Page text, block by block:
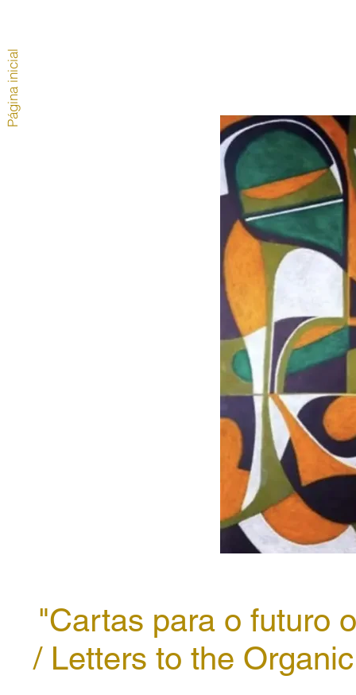
"Cartas para o futuro
/ Letters to the
Página inicial